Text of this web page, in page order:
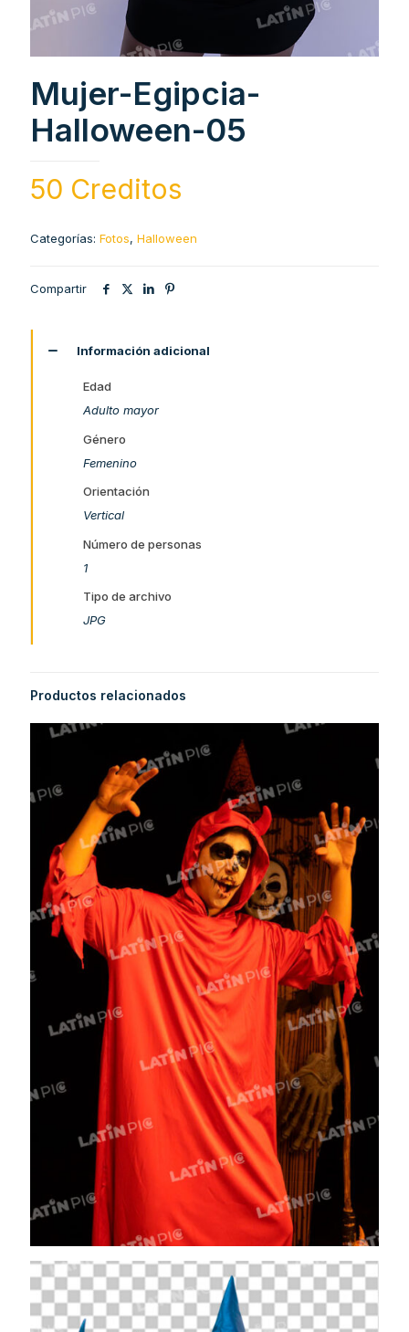
Mujer-Egipcia-
Halloween-05
50 Creditos
Categorías: Fotos, Halloween
Compartir
Información adicional
Edad
Adulto mayor
Género
Femenino
Orientación
Vertical
Número de personas
1
Tipo de archivo
JPG
Productos relacionados